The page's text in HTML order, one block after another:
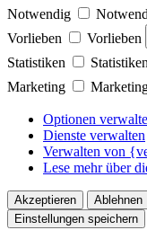
Notwendig
Vorlieben
Vorlieben
Statistiken
Statistiken
Marketing
Optionen
Dienste verwalten
Verwalten von
Lese mehr über
Akzeptieren Ablehnen
Einstellungen speichern